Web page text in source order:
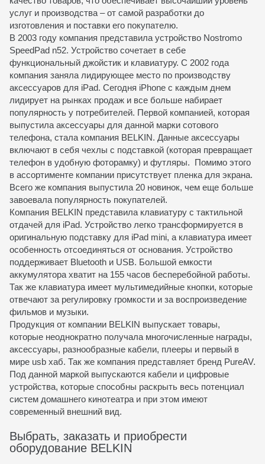
услуг и производства – от самой разработки до
изготовления и поставки его покупателю.
В 2003 году компания представила устройство Nostromo
SpeedPad n52. Устройство сочетает в себе
функциональный джойстик и клавиатуру. С 2002 года
компания заняла лидирующее место по производству
аксессуаров для iPad. Сегодня iPhone с каждым днем
лидирует на рынках продаж и все больше набирает
популярность у потребителей. Первой компанией, которая
выпустила аксессуары для данной марки сотового
телефона, стала компания BELKIN. Данные аксессуары
включают в себя чехлы с подставкой (которая превращает
телефон в удобную фоторамку) и футляры. Помимо этого
в ассортименте компании присутствует пленка для экрана.
Всего же компания выпустила 20 новинок, чем еще больше
завоевала популярность покупателей.
Компания BELKIN представила клавиатуру с тактильной
отдачей для iPad. Устройство легко трансформируется в
оригинальную подставку для iPad mini, а клавиатура имеет
особенность отсоединяться от основания. Устройство
поддерживает Bluetooth и USB. Большой емкости
аккумулятора хватит на 155 часов бесперебойной работы.
Так же клавиатура имеет мультимедийные кнопки, которые
отвечают за регулировку громкости и за воспроизведение
фильмов и музыки.
Продукция от компании BELKIN выпускает товары,
которые неоднократно получала многочисленные награды,
аксессуары, разнообразные кабели, плееры и первый в
мире usb хаб. Так же компания представляет бренд PureAV.
Под данной маркой выпускаются кабели и цифровые
устройства, которые способны раскрыть весь потенциал
систем домашнего кинотеатра и при этом имеют
современный внешний вид.
Выбрать, заказать и приобрести
оборудование BELKIN